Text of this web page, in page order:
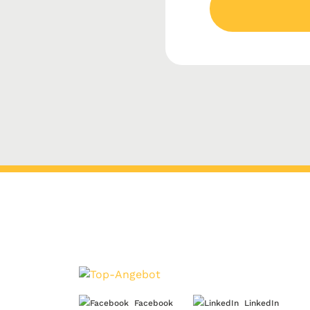
Facebook LinkedIn